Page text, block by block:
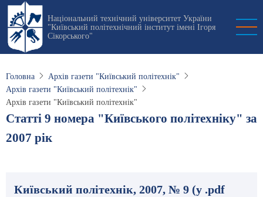
Перейти
основного
вмісту
Національний технічний університет України
"Київський політехнічний інститут імені Ігоря
Сікорського"
Головна
Архів газети "Київський політехнік"
Архів газети "Київський політехнік"
Архів газети "Київський політехнік"
Статті 9 номера "Київського політехніку" за
2007 рік
Київський політехнік, 2007, № 9 (у .pdf